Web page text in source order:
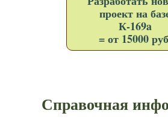
проект на
К-169a
= от 15000
Справочная